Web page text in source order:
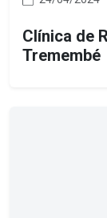
Clínica de
Tremembé